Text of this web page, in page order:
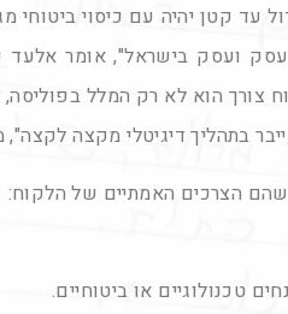
קטן יהיה עם כיסוי ביטוחי
עסק ועסק בישראל", אומר
צורך הוא לא רק המלל
בתהליך דיגיטלי מקצה
הצרכים האמתיים של הלקוח:
טכנולוגיים או ביטוחיים.